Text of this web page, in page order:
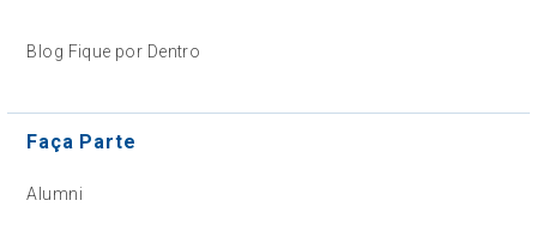
Blog Fique por Dentro
Faça Parte
Alumni